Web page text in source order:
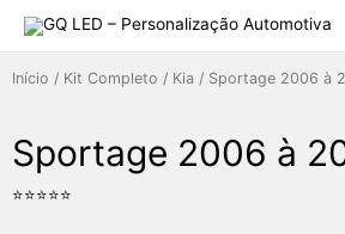
Início / Kit Completo / Kia / Sportage 2006 à
Sportage 2006 à
⭐⭐⭐⭐⭐